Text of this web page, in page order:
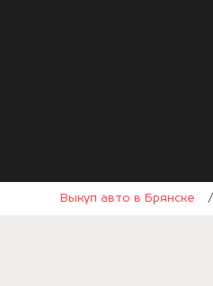
Выкуп авто в Брянске /